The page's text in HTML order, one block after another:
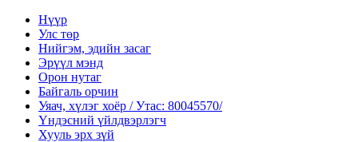
Нүүр
Улс төр
Нийгэм, эдийн засаг
Эрүүл мэнд
Орон нутаг
Байгаль орчин
Уяач, хүлэг хоёр / Утас: 80045570/
Үндэсний үйлдвэрлэгч
Хууль эрх зүй